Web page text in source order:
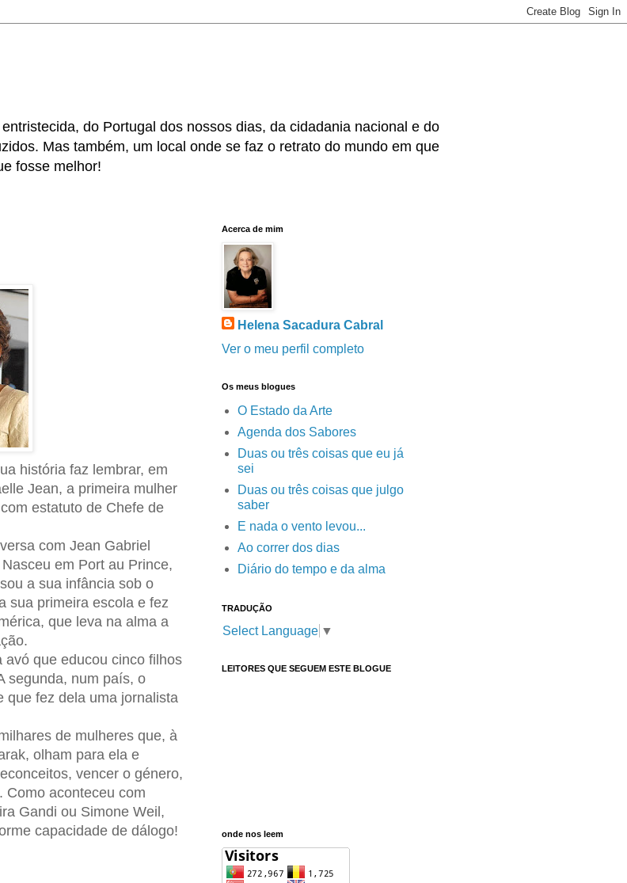
do Portugal dos nossos dias, da cidadania nacional e do
Mas também, um local onde se faz o retrato do mundo em que
fosse melhor!
história faz lembrar, em
Jean, a primeira mulher
estatuto de Chefe de
com Jean Gabriel
em Port au Prince,
a sua infância sob o
sua primeira escola e fez
que leva na alma a
que educou cinco filhos
segunda, num país, o
que fez dela uma jornalista
de mulheres que, à
olham para ela e
vencer o género,
Como aconteceu com
Gandi ou Simone Weil,
capacidade de dálogo!
Acerca de mim
Helena Sacadura Cabral
Ver o meu perfil completo
Os meus blogues
O Estado da Arte
Agenda dos Sabores
Duas ou três coisas que eu já
sei
Duas ou três coisas que julgo
saber
E nada o vento levou...
Ao correr dos dias
Diário do tempo e da alma
TRADUÇÃO
Select Language ▼
LEITORES QUE SEGUEM ESTE BLOGUE
onde nos leem